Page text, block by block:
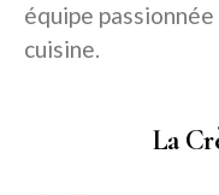
équipe
cuisine.
La